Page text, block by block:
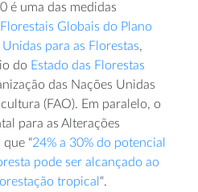
é uma das medidas
Globais do Plano
para as Florestas,
do Estado das Florestas
das Nações Unidas
(FAO). Em paralelo, o
para as Alterações
“24% a 30% do potencial
pode ser alcançado ao
tropical “.